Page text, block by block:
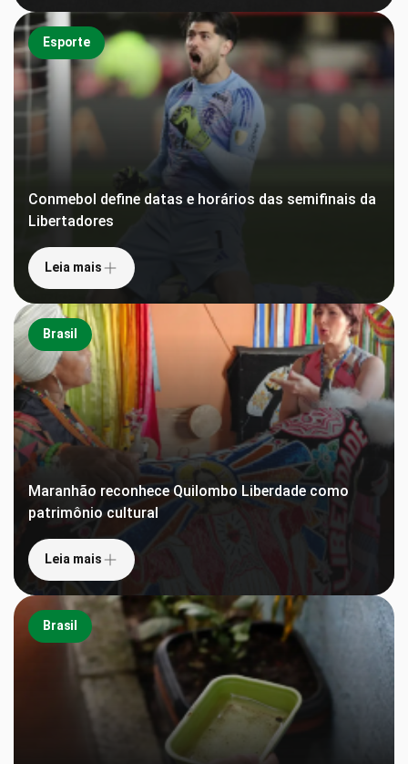
Esporte
Conmebol define datas e horários das semifinais da
Libertadores
Leia mais
Brasil
Maranhão reconhece Quilombo Liberdade como
patrimônio cultural
Leia mais
Brasil